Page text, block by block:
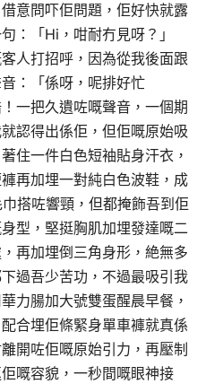
意問吓佢問題，佢好快就露
：「Hi，咁耐冇見呀？」
人打招呼，因為從我後面跟
：「係呀，呢排好忙
一把久遺咗嘅聲音，一個期
認得出係佢，但佢嘅原始吸
住一件白色短袖貼身汗衣，
再加埋一對純白色波鞋，成
搭咗響頸，但都掩飾吾到佢
型，堅挺胸肌加埋發達嘅二
再加埋倒三角身形，絶無多
過吾少苦功，不過最吸引我
力腸加大號雙蛋醒晨早餐，
合埋佢條緊身單車褲就真係
開咗佢嘅原始引力，再壓制
嘅容貌，一秒間嘅眼神接